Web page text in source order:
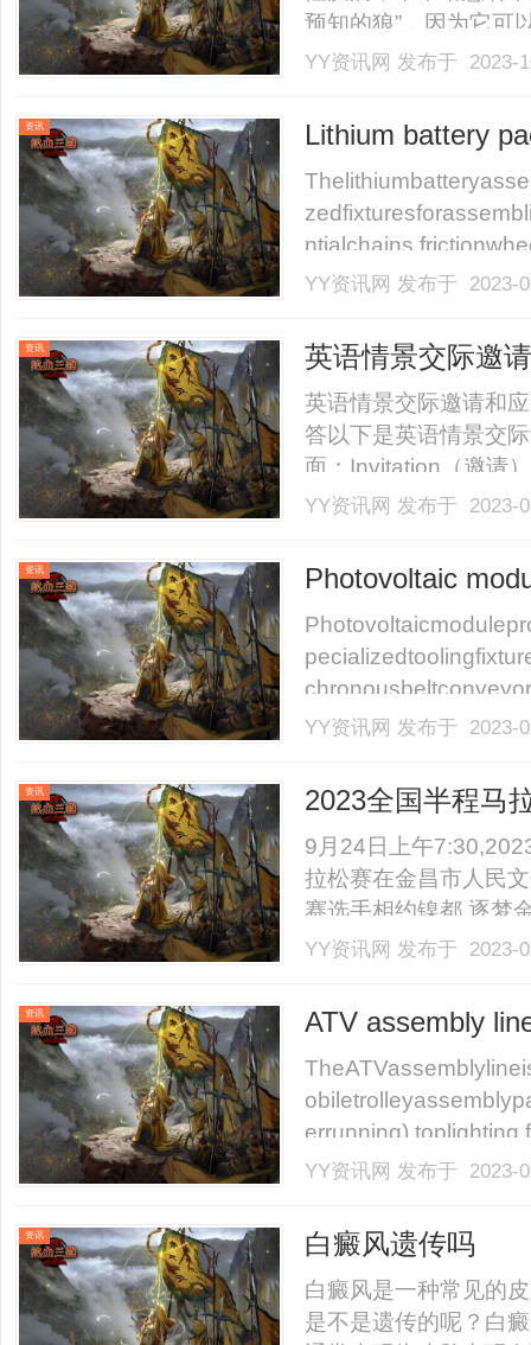
预知的狼”，因为它可
症。红斑狼疮最常见
要尽量避免阳光暴晒
YY资讯网 发布于 2023-
资讯 Lithium battery
YY资讯网 发布于 2023-
资讯 英语情景交际邀
英语情景交际邀请和
答以下是英语情景交
面：Invitation（邀请
和Scheduling（安排
YY资讯网 发布于 2023-
资讯 Photovoltaic
YY资讯网 发布于 2023-
资讯
2023全国半程马
松赛鸣枪开赛
9月24日上午
拉松赛在金昌市人民
赛选手相约镍都,逐梦
协会、金昌市人民政
金川区人民政府协办,
YY资讯网 发布于 2023-
资讯 ATV assembly
YY资讯网 发布于 2023-
资讯 白癜风遗传吗
白癜风是一种常见的
是不是遗传的呢？白